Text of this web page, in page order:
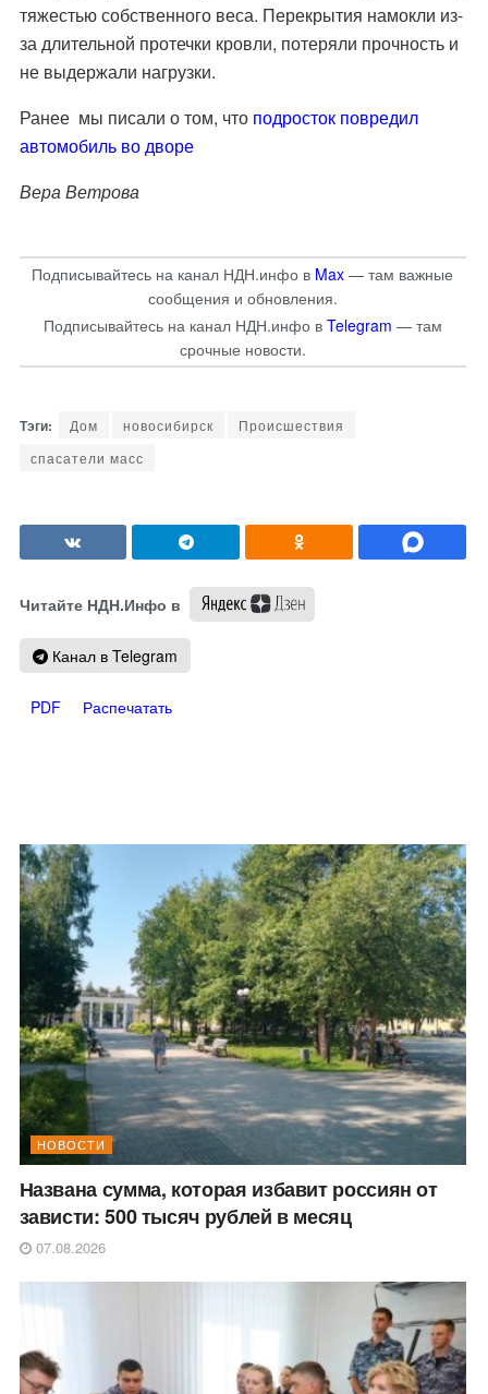
тяжестью собственного веса. Перекрытия намокли из-
за длительной протечки кровли, потеряли прочность и
не выдержали нагрузки.
Ранее мы писали о том, что подросток повредил
автомобиль во дворе
Вера Ветрова
Подписывайтесь на канал НДН.инфо в Max — там важные
сообщения и обновления.
Подписывайтесь на канал НДН.инфо в Telegram — там
срочные новости.
Дом новосибирск
Происшествия
спасатели масс
Читайте НДН.Инфо в
Канал в Telegram
PDF Распечатать
НОВОСТИ
Названа сумма, которая избавит россиян от
зависти: 500 тысяч рублей в месяц
07.08.2026